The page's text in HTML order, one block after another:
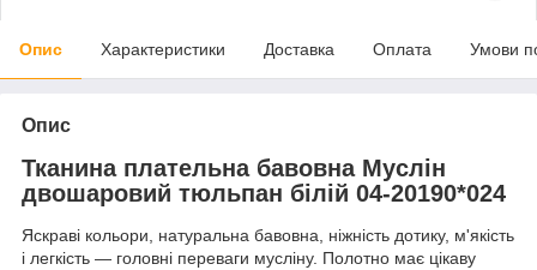
Опис Характеристики Доставка Оплата Умови
Опис
Тканина плательна бавовна Муслін
двошаровий тюльпан білій 04-20190*024
Яскраві кольори, натуральна бавовна, ніжність дотику, м'якість
і легкість — головні переваги мусліну. Полотно має цікаву